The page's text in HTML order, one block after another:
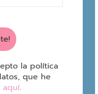
la política
que he
aquí.